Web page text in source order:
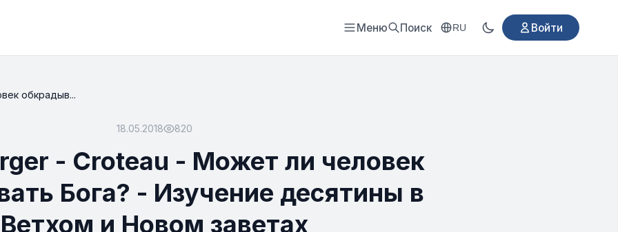
Меню Поиск RU Войти
обкрадыв...
18.05.2018 820
- Croteau - Может ли человек
Бога? - Изучение десятины в
Ветхом и Новом заветах